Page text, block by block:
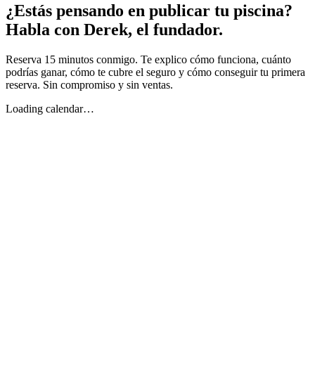
¿Estás pensando en publicar tu piscina?
Habla con Derek, el fundador.
Reserva 15 minutos conmigo. Te explico cómo funciona, cuánto
podrías ganar, cómo te cubre el seguro y cómo conseguir tu primera
reserva. Sin compromiso y sin ventas.
Loading calendar…